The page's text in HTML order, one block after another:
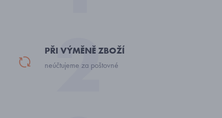
PŘI VÝMĚNĚ ZBOŽÍ
neúčtujeme za poštovné